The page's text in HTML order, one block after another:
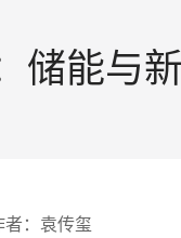
储能与
：袁传玺